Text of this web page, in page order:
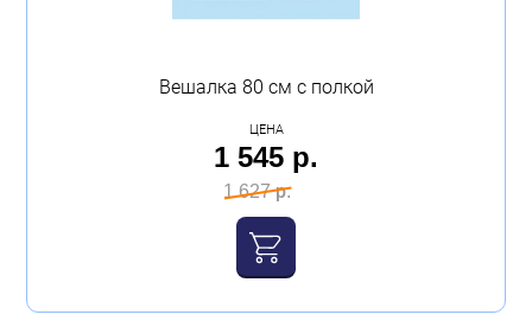
Вешалка 80 см с полкой
ЦЕНА
1 545 р.
1 627 р.